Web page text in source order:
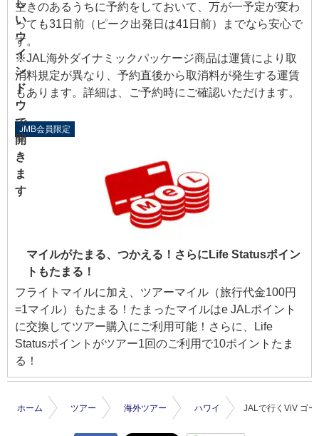
空きのあるうちに予約をしておいて、万が一予定が変わ
っても31日前（ピーク出発日は41日前）までなら安心で
す。
※JAL海外ダイナミックパッケージ商品は運賃により取
消料規定が異なり、予約直後から取消料が発生する運賃
もあります。詳細は、ご予約時にご確認いただけます。
JMB会員限定
マイルがたまる、つかえる！さらにLife Statusポイン
トもたまる！
フライトマイルに加え、ツアーマイル（旅行代金100円
=1マイル）もたまる！たまったマイルはe JALポイント
に交換してツアー購入にご利用可能！さらに、Life
Statusポイントがツアー1回のご利用で10ポイントたま
る！
ホーム ツアー 海外ツアー ハワイ JALで行くViV ゴ